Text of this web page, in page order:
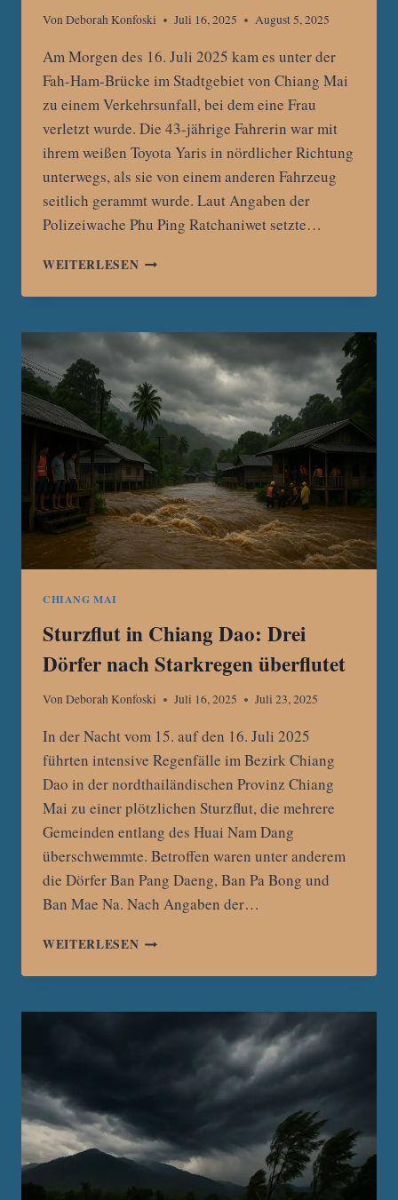
VonDeborah Konfoski Juli 16, 2025 August 5, 2025
Am Morgen des 16. Juli 2025 kam es unter der
Fah-Ham-Brücke im Stadtgebiet von Chiang Mai
zu einem Verkehrsunfall, bei dem eine Frau
verletzt wurde. Die 43-jährige Fahrerin war mit
ihrem weißen Toyota Yaris in nördlicher Richtung
unterwegs, als sie von einem anderen Fahrzeug
seitlich gerammt wurde. Laut Angaben der
Polizeiwache Phu Ping Ratchaniwet setzte…
WEITERLESENVERKEHRSUNFALL
FAH-
BRÜCKE
CHIANG
MAI:
FAHRERIN
VERLETZT
–
FAHRER
FLÜCHTIG
CHIANG MAI
Sturzflut in Chiang Dao: Drei
Dörfer nach Starkregen überflutet
VonDeborah Konfoski Juli 16, 2025 Juli 23, 2025
In der Nacht vom 15. auf den 16. Juli 2025
führten intensive Regenfälle im Bezirk Chiang
Dao in der nordthailändischen Provinz Chiang
Mai zu einer plötzlichen Sturzflut, die mehrere
Gemeinden entlang des Huai Nam Dang
überschwemmte. Betroffen waren unter anderem
die Dörfer Ban Pang Daeng, Ban Pa Bong und
Ban Mae Na. Nach Angaben der…
WEITERLESENSTURZFLUT
CHIANG
DREI
STARKREGEN